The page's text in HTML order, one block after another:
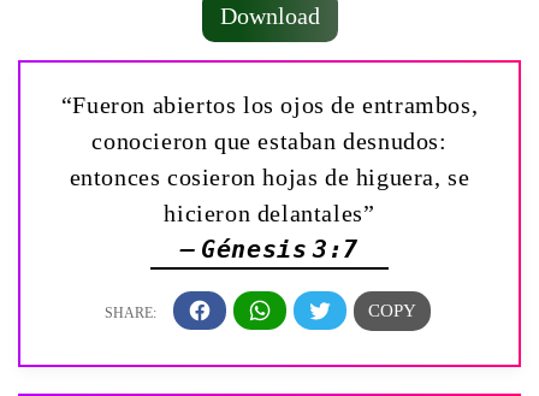
Download
“Fueron abiertos los ojos de entrambos,
conocieron que estaban desnudos:
entonces cosieron hojas de higuera, se
hicieron delantales”
— Génesis 3:7